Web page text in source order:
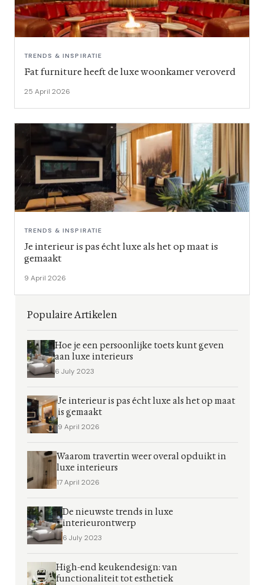
TRENDS & INSPIRATIE
Fat furniture heeft de luxe woonkamer veroverd
25 April 2026
TRENDS & INSPIRATIE
Je interieur is pas écht luxe als het op maat is
gemaakt
9 April 2026
Populaire Artikelen
Hoe je een persoonlijke toets kunt geven
aan luxe interieurs
6 July 2023
Je interieur is pas écht luxe als het op maat
is gemaakt
9 April 2026
Waarom travertin weer overal opduikt in
luxe interieurs
17 April 2026
De nieuwste trends in luxe
interieurontwerp
6 July 2023
High-end keukendesign: van
functionaliteit tot esthetiek